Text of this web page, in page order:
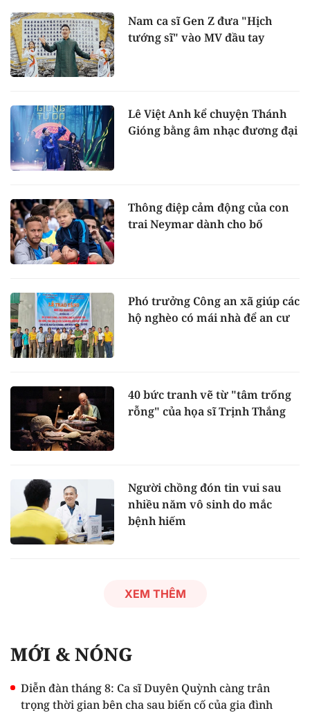
Nam ca sĩ Gen Z đưa "Hịch
tướng sĩ" vào MV đầu tay
Lê Việt Anh kể chuyện Thánh
Gióng bằng âm nhạc đương đại
Thông điệp cảm động của con
trai Neymar dành cho bố
Phó trưởng Công an xã giúp các
hộ nghèo có mái nhà để an cư
40 bức tranh vẽ từ "tâm trống
rỗng" của họa sĩ Trịnh Thắng
Người chồng đón tin vui sau
nhiều năm vô sinh do mắc
bệnh hiếm
XEM THÊM
MỚI & NÓNG
Diễn đàn tháng 8: Ca sĩ Duyên Quỳnh càng trân
trọng thời gian bên cha sau biến cố của gia đình